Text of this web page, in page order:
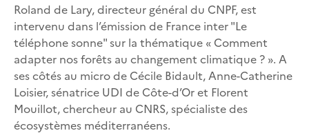
Roland de Lary, directeur général du CNPF, est
intervenu dans l’émission de France inter "Le
téléphone sonne" sur la thématique « Comment
adapter nos forêts au changement climatique ? ». A
ses côtés au micro de Cécile Bidault, Anne-Catherine
Loisier, sénatrice UDI de Côte-d’Or et Florent
Mouillot, chercheur au CNRS, spécialiste des
écosystèmes méditerranéens.